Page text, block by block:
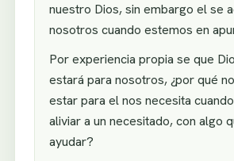
nuestro Dios, sin embargo el se
nosotros cuando estemos en
Por experiencia propia se que
estará para nosotros, ¿por qué
estar para el nos necesita
aliviar a un necesitado, con algo
ayudar?